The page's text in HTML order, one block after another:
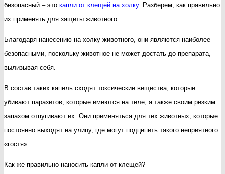
безопасный – это капли от клещей на холку. Разберем, как правильно
их применять для защиты животного.
Благодаря нанесению на холку животного, они являются наиболее
безопасными, поскольку животное не может достать до препарата,
вылизывая себя.
В состав таких капель сходят токсические вещества, которые
убивают паразитов, которые имеются на теле, а также своим резким
запахом отпугивают их. Они применяться для тех животных, которые
постоянно выходят на улицу, где могут подцепить такого неприятного
«гостя».
Как же правильно наносить капли от клещей?